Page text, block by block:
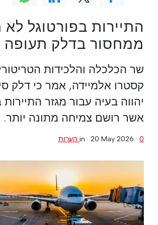
התיירות בפורטוגל
ממחסור בדלק תעופה
שר הכלכלה והלכידות
קסטרו אלמיידה, אמר כי דלק
יהווה בעיה עבור מגזר
אשר רושם צמיחה מתונה יותר.
in · 20 May 2026 · 0 הערות